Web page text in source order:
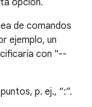
opción.
de comandos
ejemplo, un
con "--
p. ej., “:”.